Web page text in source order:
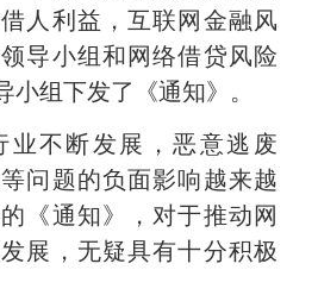
人利益，互联网金融风
导小组和网络借贷风险
小组下发了《通知》。
业不断发展，恶意逃废
问题的负面影响越来越
《通知》，对于推动网
展，无疑具有十分积极